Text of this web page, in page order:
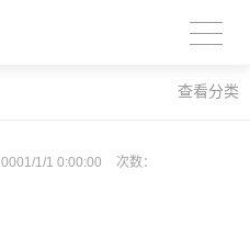
查看分类
0001/1/1 0:00:00 次数：